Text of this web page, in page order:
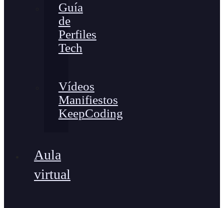
Guía
de
Perfiles
Tech
Vídeos
Manifiestos
KeepCoding
Aula
virtual